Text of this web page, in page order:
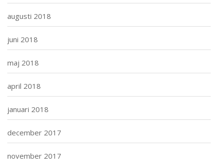
augusti 2018
juni 2018
maj 2018
april 2018
januari 2018
december 2017
november 2017